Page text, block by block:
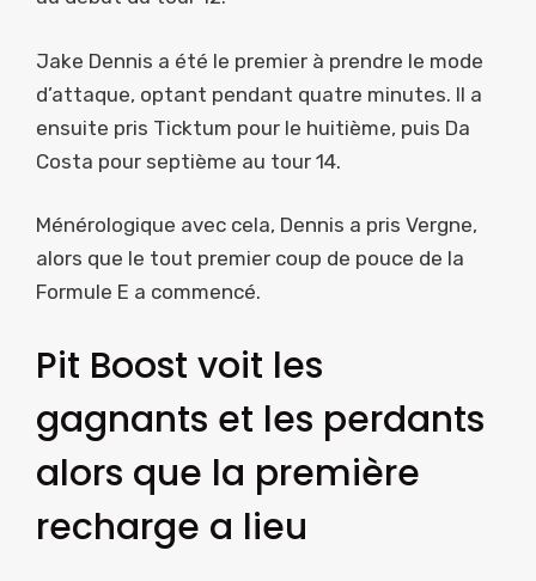
Jake Dennis a été le premier à prendre le mode
d’attaque, optant pendant quatre minutes. Il a
ensuite pris Ticktum pour le huitième, puis Da
Costa pour septième au tour 14.
Ménérologique avec cela, Dennis a pris Vergne,
alors que le tout premier coup de pouce de la
Formule E a commencé.
Pit Boost voit les
gagnants et les perdants
alors que la première
recharge a lieu